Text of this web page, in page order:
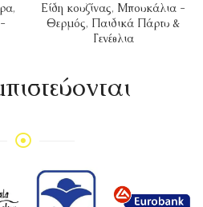
,
Είδη κουζίνας, Μπουκάλια -
Θερμός, Παιδικά Πάρτυ &
Γενέθλια